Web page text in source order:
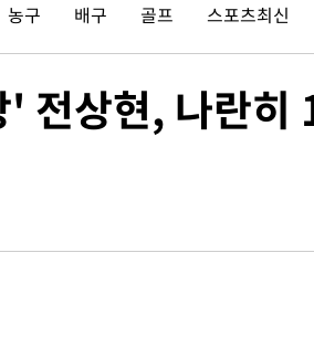
농구 배구 골프 스포츠최신
상현, 나란히